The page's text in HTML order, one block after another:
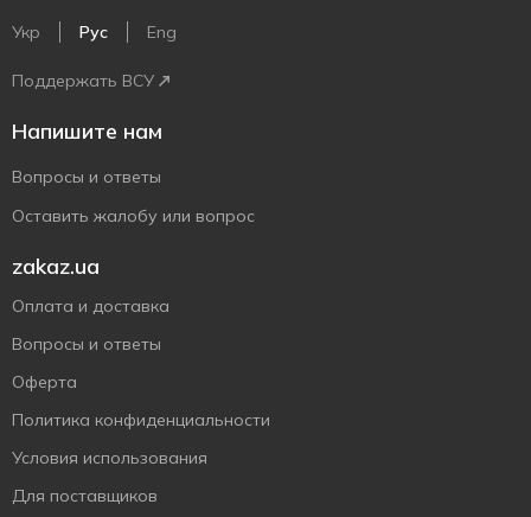
Укр Рус Eng
Поддержать ВСУ
Напишите нам
Вопросы и ответы
Оставить жалобу или вопрос
zakaz.ua
Оплата и доставка
Вопросы и ответы
Оферта
Политика конфиденциальности
Условия использования
Для поставщиков